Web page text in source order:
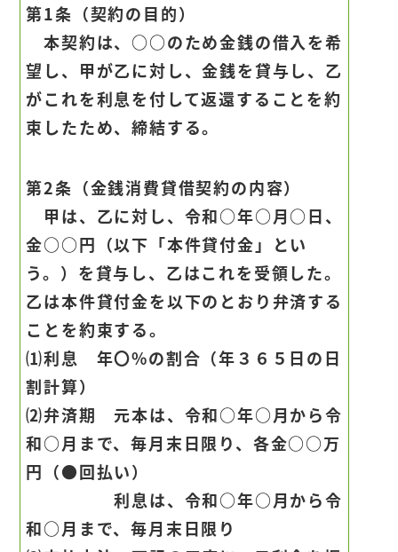
第1条（契約の目的）
本契約は、○○のため金銭の借入を希
望し、甲が乙に対し、金銭を貸与し、乙
がこれを利息を付して返還することを約
束したため、締結する。
第2条（金銭消費貸借契約の内容）
甲は、乙に対し、令和○年○月○日、
金○○円（以下「本件貸付金」とい
う。）を貸与し、乙はこれを受領した。
乙は本件貸付金を以下のとおり弁済する
ことを約束する。
⑴利息 年〇%の割合（年３６５日の日
割計算）
⑵弁済期 元本は、令和○年○月から令
和○月まで、毎月末日限り、各金○○万
円（●回払い）
利息は、令和○年○月から令
和○月まで、毎月末日限り